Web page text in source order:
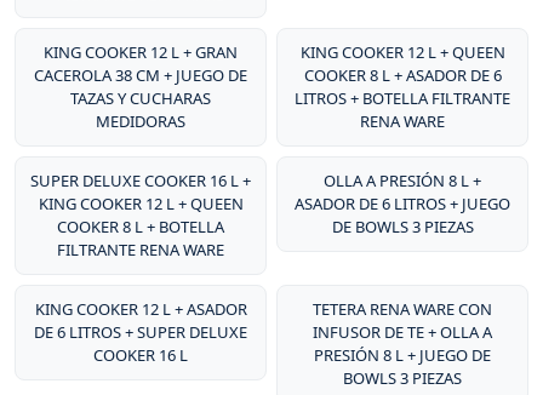
KING COOKER 12 L + GRAN
CACEROLA 38 CM + JUEGO DE
TAZAS Y CUCHARAS
MEDIDORAS
KING COOKER 12 L + QUEEN
COOKER 8 L + ASADOR DE 6
LITROS + BOTELLA FILTRANTE
RENA WARE
SUPER DELUXE COOKER 16 L +
KING COOKER 12 L + QUEEN
COOKER 8 L + BOTELLA
FILTRANTE RENA WARE
OLLA A PRESIÓN 8 L +
ASADOR DE 6 LITROS + JUEGO
DE BOWLS 3 PIEZAS
KING COOKER 12 L + ASADOR
DE 6 LITROS + SUPER DELUXE
COOKER 16 L
TETERA RENA WARE CON
INFUSOR DE TE + OLLA A
PRESIÓN 8 L + JUEGO DE
BOWLS 3 PIEZAS